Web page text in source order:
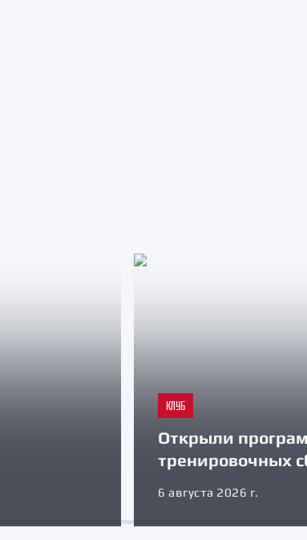
КЛУБ
Открыли
тренировочных
6 августа 2026 г.